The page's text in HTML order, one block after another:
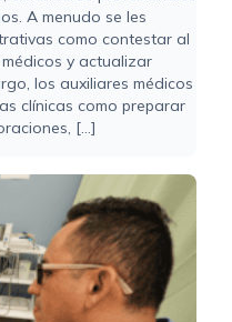
A menudo se les
como contestar al
y actualizar
los auxiliares médicos
clínicas como preparar
[...]